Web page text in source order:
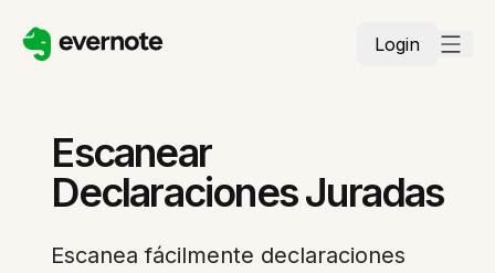
Login
Escanear
Declaraciones Juradas
Escanea fácilmente declaraciones